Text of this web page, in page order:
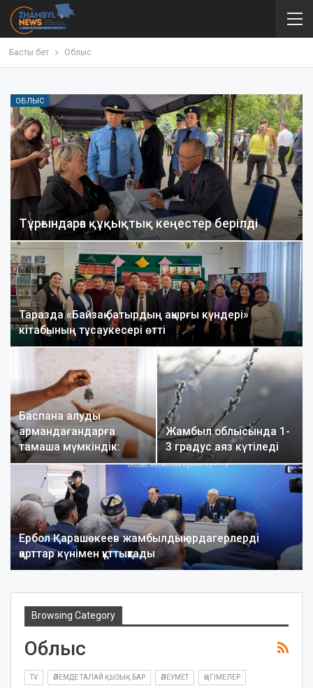
Басты бет Облыс
ОБЛЫС
Тұрғындарға құқықтық кеңестер берілді
Таразда «Байзақ батырдың ақырғы күндері»
кітабының тұсаукесері өтті
Баспана алуды
армандағандарға
тамаша мүмкіндік:
«Наурыз…
Жамбыл облысында 1-
3 градус аяз күтіледі
Ербол Қарашөкеев жамбылдық ардагерлерді
қарттар күнімен құттықтады
Browsing Category
Облыс
TV ӘЛЕМДЕ ТАЛАЙ ҚЫЗЫҚ БАР ӘЛЕУМЕТ ӘҢГІМЕЛЕР